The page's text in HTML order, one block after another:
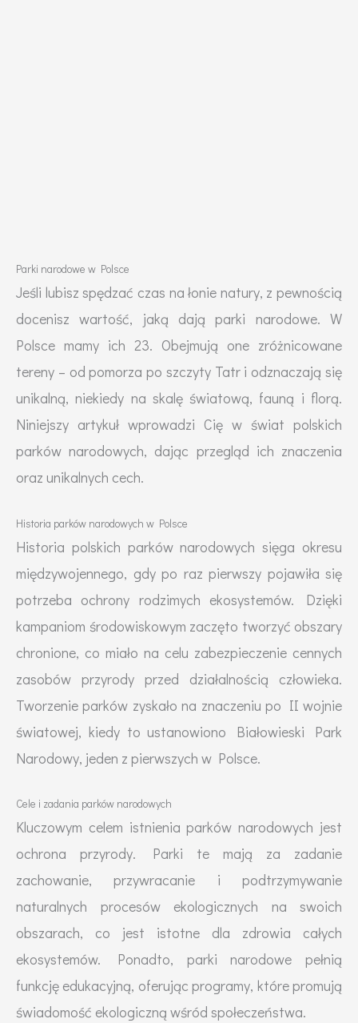
Parki narodowe w Polsce
Jeśli lubisz spędzać czas na łonie natury, z pewnością
docenisz wartość, jaką dają parki narodowe. W
Polsce mamy ich 23. Obejmują one zróżnicowane
tereny – od pomorza po szczyty Tatr i odznaczają się
unikalną, niekiedy na skalę światową, fauną i florą.
Niniejszy artykuł wprowadzi Cię w świat polskich
parków narodowych, dając przegląd ich znaczenia
oraz unikalnych cech.
Historia parków narodowych w Polsce
Historia polskich parków narodowych sięga okresu
międzywojennego, gdy po raz pierwszy pojawiła się
potrzeba ochrony rodzimych ekosystemów. Dzięki
kampaniom środowiskowym zaczęto tworzyć obszary
chronione, co miało na celu zabezpieczenie cennych
zasobów przyrody przed działalnością człowieka.
Tworzenie parków zyskało na znaczeniu po II wojnie
światowej, kiedy to ustanowiono Białowieski Park
Narodowy, jeden z pierwszych w Polsce.
Cele i zadania parków narodowych
Kluczowym celem istnienia parków narodowych jest
ochrona przyrody. Parki te mają za zadanie
zachowanie, przywracanie i podtrzymywanie
naturalnych procesów ekologicznych na swoich
obszarach, co jest istotne dla zdrowia całych
ekosystemów. Ponadto, parki narodowe pełnią
funkcję edukacyjną, oferując programy, które promują
świadomość ekologiczną wśród społeczeństwa.